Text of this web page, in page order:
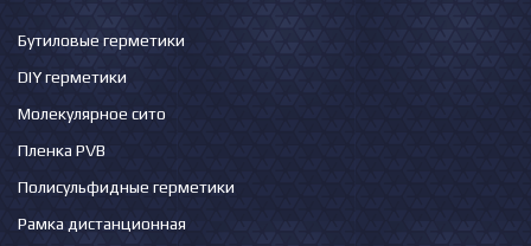
Бутиловые герметики
DIY герметики
Молекулярное сито
Пленка PVB
Полисульфидные герметики
Рамка дистанционная